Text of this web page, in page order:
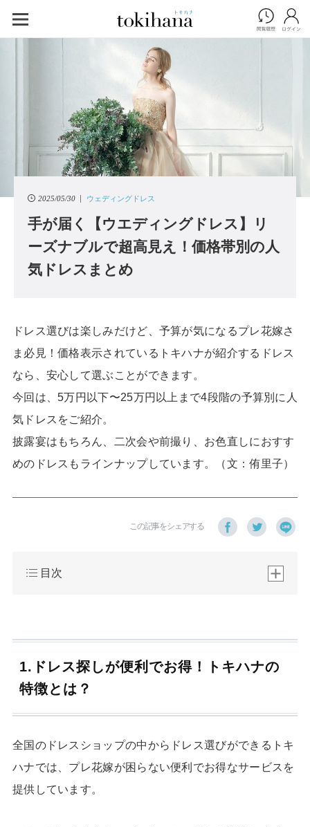
2025/05/30 ウェディングドレス
手が届く【ウエディングドレス】リ
ーズナブルで超高見え！価格帯別の人
気ドレスまとめ
ドレス選びは楽しみだけど、予算が気になるプレ花嫁さ
ま必見！価格表示されているトキハナが紹介するドレス
なら、安心して選ぶことができます。
今回は、5万円以下〜25万円以上まで4段階の予算別に人
気ドレスをご紹介。
披露宴はもちろん、二次会や前撮り、お色直しにおすす
めのドレスもラインナップしています。（文：侑里子）
この記事をシェアする
目次
1.ドレス探しが便利でお得！トキハナの
特徴とは？
全国のドレスショップの中からドレス選びができるトキ
ハナでは、プレ花嫁が困らない便利でお得なサービスを
提供しています。